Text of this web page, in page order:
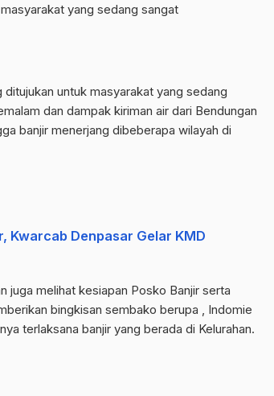
yang sedang sangat
ditujukan untuk masyarakat yang sedang
dan dampak kiriman air dari Bendungan
banjir menerjang dibeberapa wilayah di
Kwarcab Denpasar Gelar KMD
juga melihat kesiapan Posko Banjir serta
bingkisan sembako berupa , Indomie
terlaksana banjir yang berada di Kelurahan.